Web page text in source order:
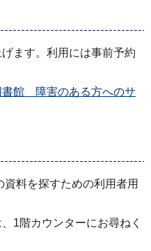
ます。利用には事前予約
書館 障害のある方へのサ
料を探すための利用者用
1階カウンターにお尋ねく